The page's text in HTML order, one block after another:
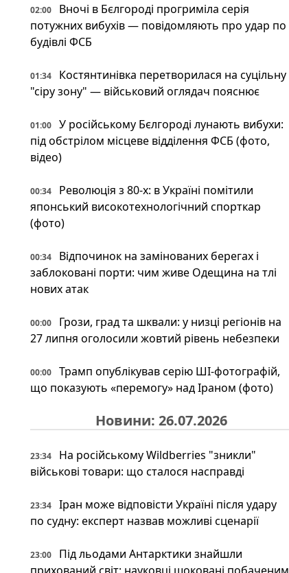
02:00
Вночі в Бєлгороді прогриміла серія
потужних вибухів — повідомляють про удар по
будівлі ФСБ
01:34
Костянтинівка перетворилася на суцільну
"сіру зону" — військовий оглядач пояснює
01:00
У російському Бєлгороді лунають вибухи:
під обстрілом місцеве відділення ФСБ (фото,
відео)
00:34
Революція з 80-х: в Україні помітили
японський високотехнологічний спорткар
(фото)
00:34
Відпочинок на замінованих берегах і
заблоковані порти: чим живе Одещина на тлі
нових атак
00:00
Грози, град та шквали: у низці регіонів на
27 липня оголосили жовтий рівень небезпеки
00:00
Трамп опублікував серію ШІ-фотографій,
що показують «перемогу» над Іраном (фото)
Новини: 26.07.2026
23:34
На російському Wildberries "зникли"
військові товари: що сталося насправді
23:34
Іран може відповісти Україні після удару
по судну: експерт назвав можливі сценарії
23:00
Під льодами Антарктики знайшли